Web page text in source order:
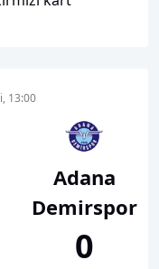
13:00
Adana
Demirspor
0